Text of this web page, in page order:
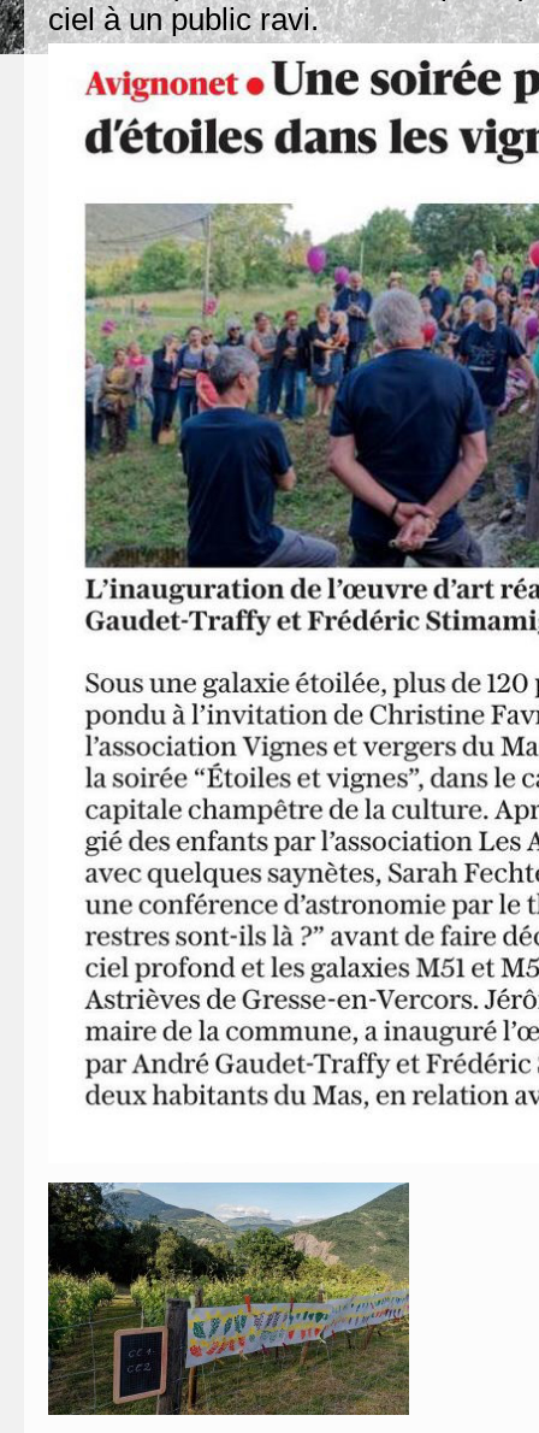
ciel à un public ravi.